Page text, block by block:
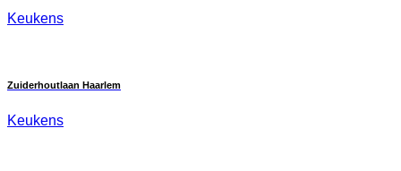
Keukens
Zuiderhoutlaan Haarlem
Keukens